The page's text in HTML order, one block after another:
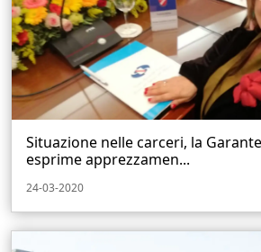
Situazione nelle carceri, la
esprime apprezzamen...
24-03-2020